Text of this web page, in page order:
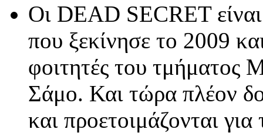
Οι DEAD SECRET
που ξεκίνησε το 2009
φοιτητές του τμήματος
Σάμο. Και τώρα πλέον
και προετοιμάζονται